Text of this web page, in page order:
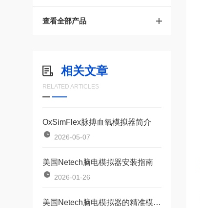
查看全部产品
相关文章
RELATED ARTICLES
OxSimFlex脉搏血氧模拟器简介
2026-05-07
美国Netech脑电模拟器安装指南
2026-01-26
美国Netech脑电模拟器的精准模拟与高效验证